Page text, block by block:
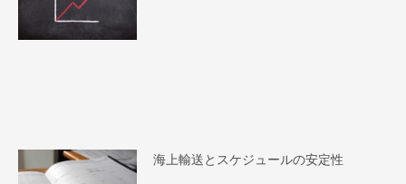
海上輸送とスケジュールの安定性